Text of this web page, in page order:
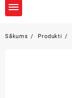
Sākums Produkti